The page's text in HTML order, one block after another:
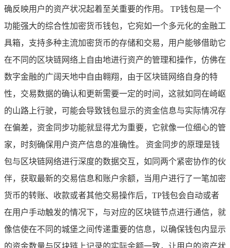
确反映用户的资产状况起着至关重要的作用。 TP钱包是一个
功能强大的综合性加密货币钱包，它宛如一个多元化的金融工
具箱，支持多种主流加密货币的存储和交易，用户能够借助它
在不同的区块链网络上自由地进行资产的管理和操作，仿佛在
数字金融的广阔天地中自由翱翔，由于区块链网络自身的特
性，交易数据的确认和更新需要一定的时间，这就如同在崎岖
的山路上行驶，可能会导致钱包显示的资金信息与实际情况存
在偏差，资金同步功能就显得尤为重要，它就像一位细心的管
家，时刻确保用户资产信息的准确性。 资金同步的原理是钱
包与区块链网络进行深度的数据交互，如同两个紧密协作的伙
伴，获取最新的交易信息和账户余额，当用户进行了一笔加密
货币的转账、收款或者其他交易操作后，TP钱包会自动或者
在用户手动触发的情况下，与对应的区块链节点进行通信，就
像信使在不同的城堡之间传递重要的信息，以确保钱包内显示
的资金数量与区块链上记录的实际余额一致，让用户的资产状